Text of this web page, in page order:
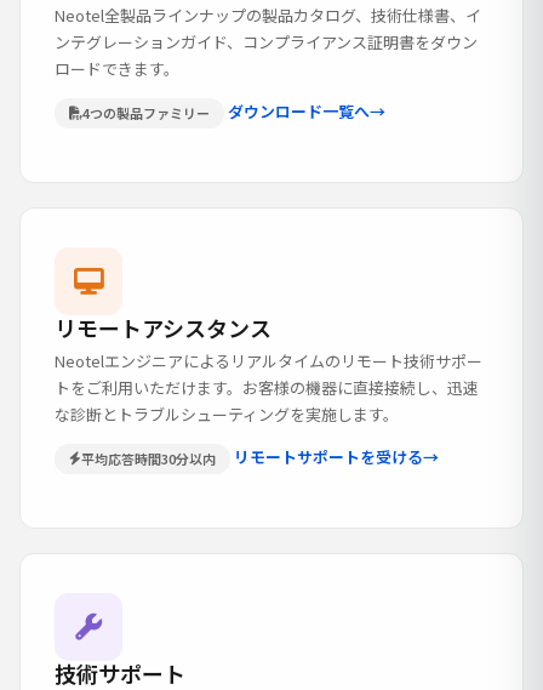
Neotel全製品ラインナップの製品カタログ、技術仕様書、イ
ンテグレーションガイド、コンプライアンス証明書をダウン
ロードできます。
4つの製品ファミリー ダウンロード一覧へ→
リモートアシスタンス
Neotelエンジニアによるリアルタイムのリモート技術サポー
トをご利用いただけます。お客様の機器に直接接続し、迅速
な診断とトラブルシューティングを実施します。
平均応答時間30分以内 リモートサポートを受ける→
技術サポート